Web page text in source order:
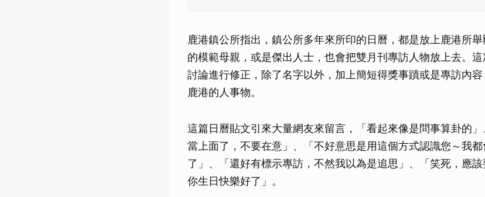
鹿港鎮公所指出，鎮公所多年來所印的日曆，都是放上鹿港所
的模範母親，或是傑出人士，也會把雙月刊專訪人物放上去。
討論進行修正，除了名字以外，加上簡短得獎事蹟或是專訪內
鹿港的人事物。
這篇日曆貼文引來大量網友來留言，「看起來像是問事算卦的
當上面了，不要在意」、「不好意思是用這個方式認識您～我
了」、「還好有標示專訪，不然我以為是追思」、「笑死，應
你生日快樂好了」。